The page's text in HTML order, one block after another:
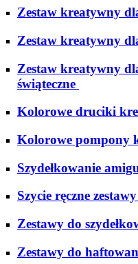
Zestaw kreatywny
Zestaw kreatywny
Zestaw kreatywny
świąteczne
Kolorowe druciki
Kolorowe pompony
Szydełkowanie
Szycie ręczne zestawy
Zestawy do
Zestawy do